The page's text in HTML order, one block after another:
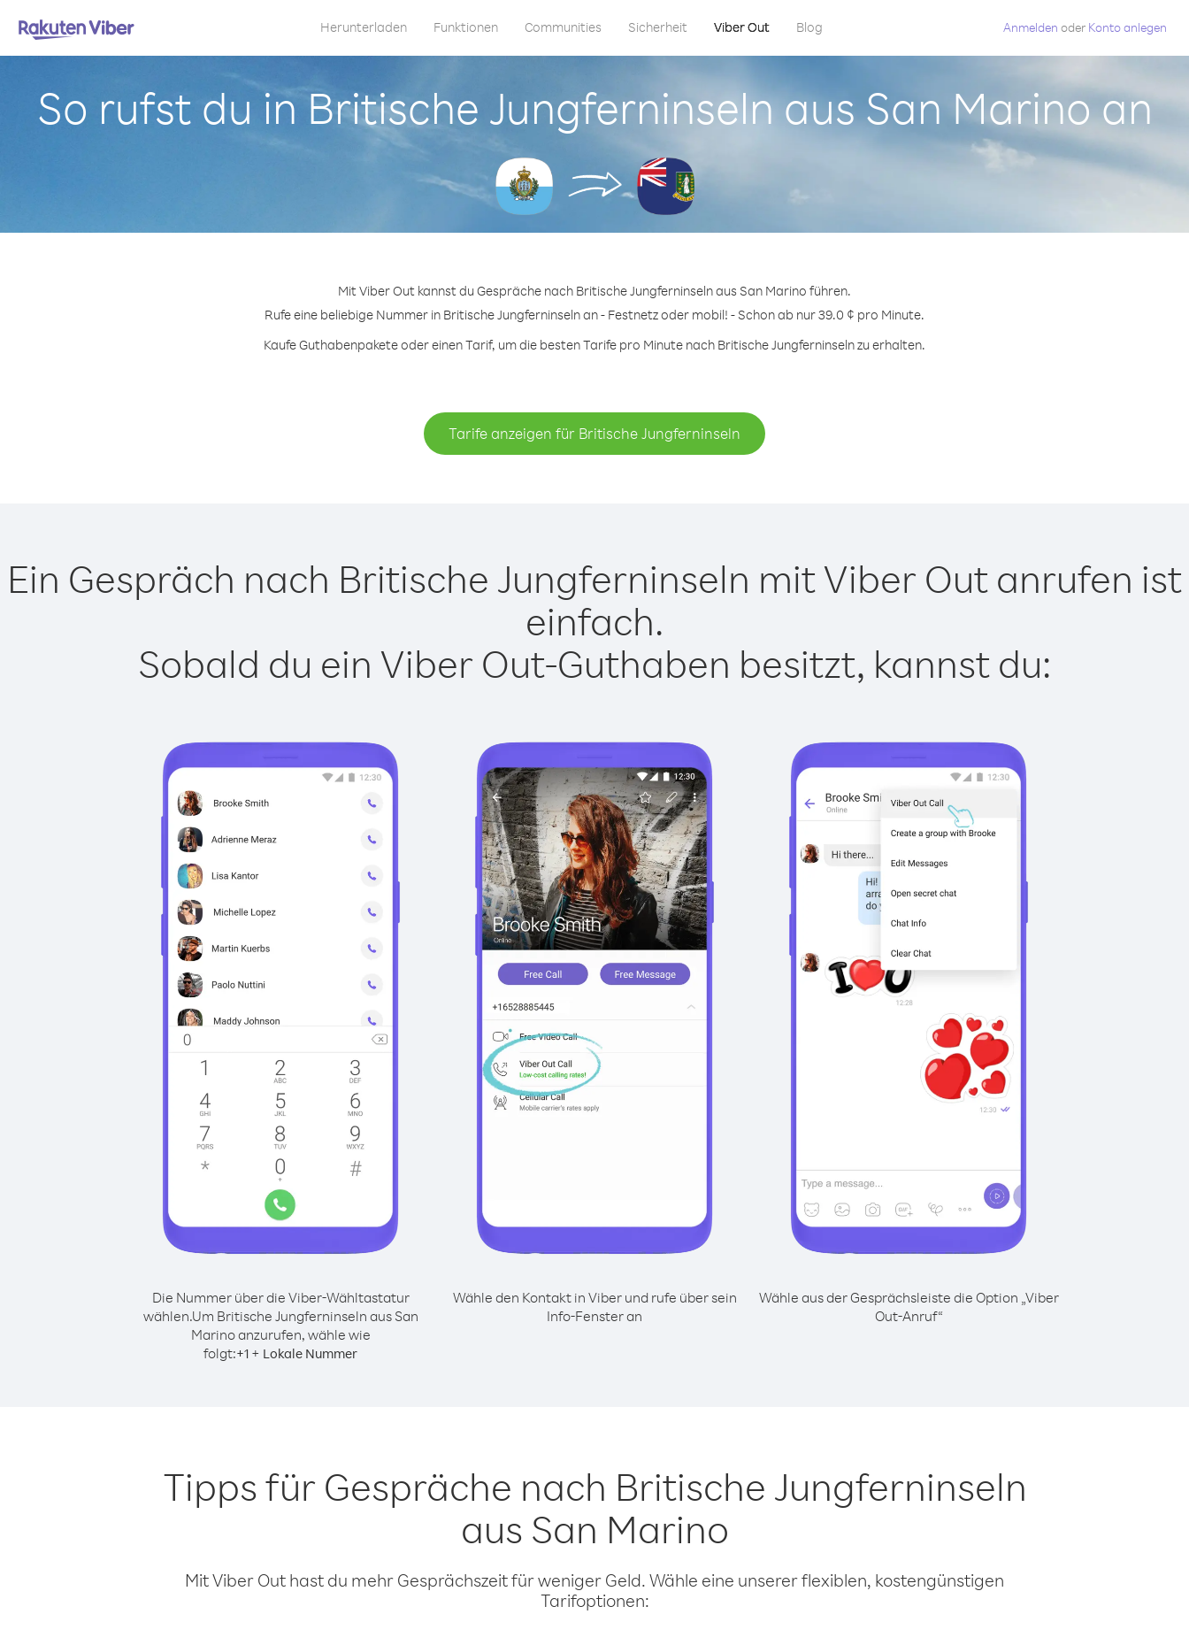
Herunterladen Funktionen Communities Sicherheit Viber Out Blog Anmelden oder Konto anlegen
So rufst du in Britische Jungferninseln aus San Marino an
Mit Viber Out kannst du Gespräche nach Britische Jungferninseln aus San Marino führen.
Rufe eine beliebige Nummer in Britische Jungferninseln an - Festnetz oder mobil! - Schon ab nur 39.0 ¢ pro Minute.
Kaufe Guthabenpakete oder einen Tarif, um die besten Tarife pro Minute nach Britische Jungferninseln zu erhalten.
Tarife anzeigen für Britische Jungferninseln
Ein Gespräch nach Britische Jungferninseln mit Viber Out anrufen ist
einfach.
Sobald du ein Viber Out-Guthaben besitzt, kannst du:
Die Nummer über die Viber-Wähltastatur
wählen.Um Britische Jungferninseln aus San
Marino anzurufen, wähle wie
folgt:+1 + Lokale Nummer
Wähle den Kontakt in Viber und rufe über sein
Info-Fenster an
Wähle aus der Gesprächsleiste die Option „Viber
Out-Anruf“
Tipps für Gespräche nach Britische Jungferninseln
aus San Marino
Mit Viber Out hast du mehr Gesprächszeit für weniger Geld. Wähle eine unserer flexiblen, kostengünstigen
Tarifoptionen: